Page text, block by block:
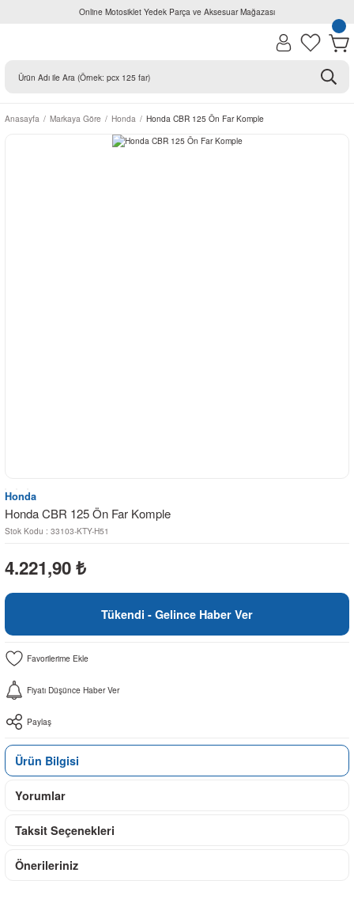
Online Motosiklet Yedek Parça ve Aksesuar Mağazası
Anasayfa Markaya Göre Honda Honda CBR 125 Ön Far Komple
Honda
Honda CBR 125 Ön Far Komple
Stok Kodu : 33103-KTY-H51
4.221,90 ₺
Tükendi - Gelince Haber Ver
Fiyatı Düşünce Haber Ver
Paylaş
Ürün Bilgisi
Yorumlar
Taksit Seçenekleri
Önerileriniz